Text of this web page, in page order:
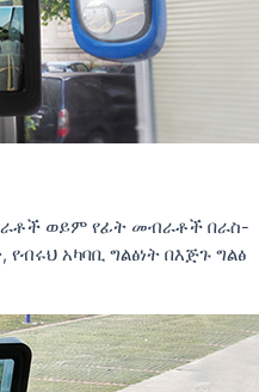
ወይም የፊት መብራቶች በራስ-
አካባቢ ግልፅነት በእጅጉ ግልፅ